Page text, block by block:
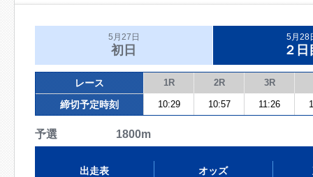
5月27日
初日
5月28
２日
レース 1R 2R 3R
締切予定時刻 10:29 10:57 11:26
予選 1800m
出走表 オッズ